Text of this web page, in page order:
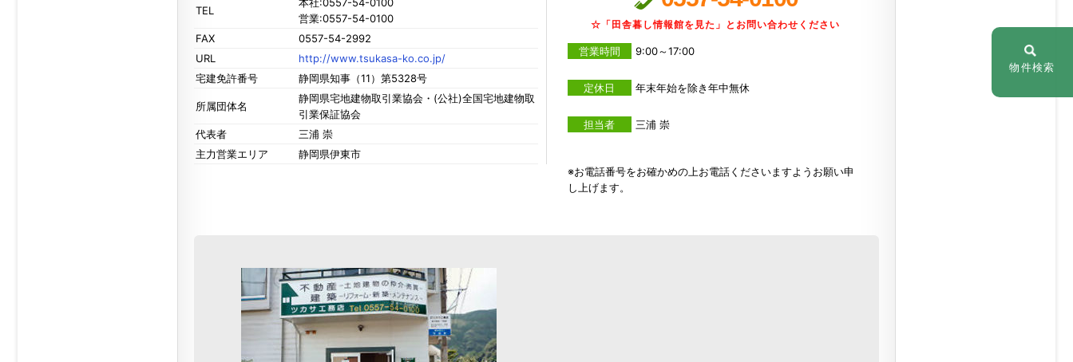
TEL
本社:0557-54-0100
営業:0557-54-0100
FAX
0557-54-2992
URL
http://www.tsukasa-ko.co.jp/
宅建免許番号
静岡県知事（11）第5328号
所属団体名
静岡県宅地建物取引業協会・(公社)全国宅地建物取
引業保証協会
代表者
三浦 崇
主力営業エリア
静岡県伊東市
☆「田舎暮し情報館を見た」とお問い合わせください
営業時間 9:00～17:00
定休日 年末年始を除き年中無休
担当者 三浦 崇
※お電話番号をお確かめの上お電話くださいますようお願い申
し上げます。
物件検索